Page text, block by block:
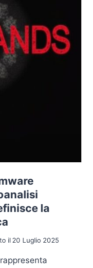
la
il 20 Luglio 2025